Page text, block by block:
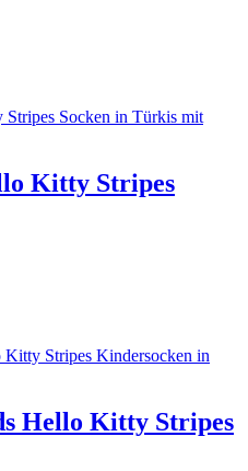
Kitty Stripes
Hello Kitty Stripes